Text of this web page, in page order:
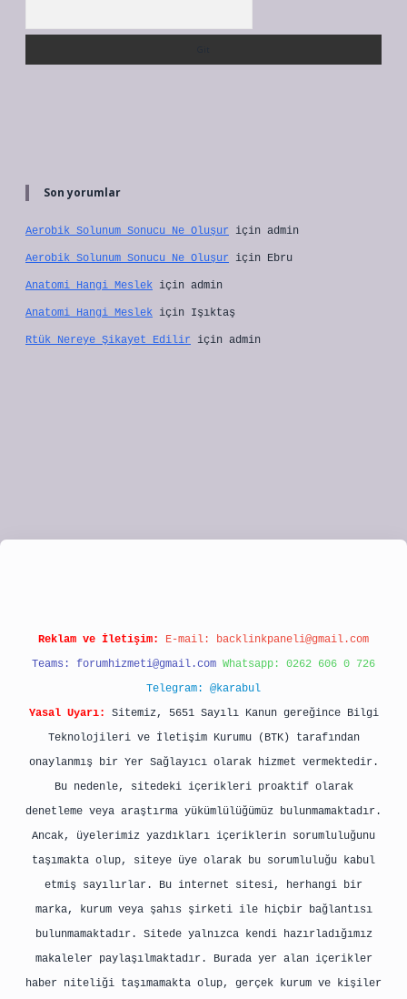
Son yorumlar
Aerobik Solunum Sonucu Ne Oluşur için admin
Aerobik Solunum Sonucu Ne Oluşur için Ebru
Anatomi Hangi Meslek için admin
Anatomi Hangi Meslek için Işıktaş
Rtük Nereye Şikayet Edilir için admin
Reklam ve İletişim: E-mail: backlinkpaneli@gmail.com
Teams: forumhizmeti@gmail.com Whatsapp: 0262 606 0 726
Telegram: @karabul
Yasal Uyarı:
Sitemiz, 5651 Sayılı Kanun gereğince Bilgi
Teknolojileri ve İletişim Kurumu (BTK) tarafından
onaylanmış bir Yer Sağlayıcı olarak hizmet vermektedir.
Bu nedenle, sitedeki içerikleri proaktif olarak
denetleme veya araştırma yükümlülüğümüz bulunmamaktadır.
Ancak, üyelerimiz yazdıkları içeriklerin sorumluluğunu
taşımakta olup, siteye üye olarak bu sorumluluğu kabul
etmiş sayılırlar. Bu internet sitesi, herhangi bir
marka, kurum veya şahıs şirketi ile hiçbir bağlantısı
bulunmamaktadır. Sitede yalnızca kendi hazırladığımız
makaleler paylaşılmaktadır. Burada yer alan içerikler
haber niteliği taşımamakta olup, gerçek kurum ve kişiler